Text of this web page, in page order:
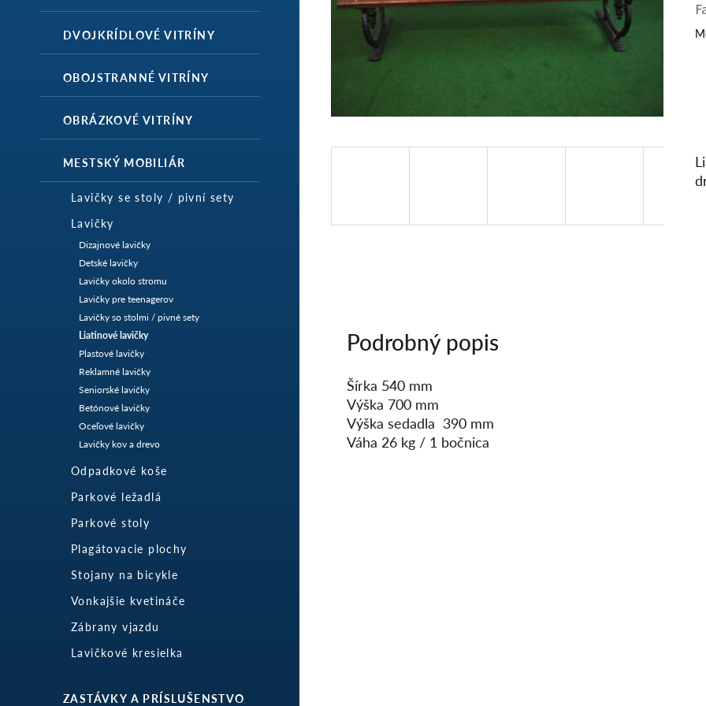
DVOJKRÍDLOVÉ VITRÍNY
OBOJSTRANNÉ VITRÍNY
OBRÁZKOVÉ VITRÍNY
MESTSKÝ MOBILIÁR
Lavičky se stoly / pivní sety
Lavičky
Dizajnové lavičky
Detské lavičky
Lavičky okolo stromu
Lavičky pre teenagerov
Lavičky so stolmi / pivné sety
Liatinové lavičky
Plastové lavičky
Reklamné lavičky
Seniorské lavičky
Betónové lavičky
Oceľové lavičky
Lavičky kov a drevo
Odpadkové koše
Parkové ležadlá
Parkové stoly
Plagátovacie plochy
Stojany na bicykle
Vonkajšie kvetináče
Zábrany vjazdu
Lavičkové kresielka
ZASTÁVKY A PRÍSLUŠENSTVO
Podrobný popis
Šírka 540 mm
Výška 700 mm
Výška sedadla 390 mm
Váha 26 kg / 1 bočnica